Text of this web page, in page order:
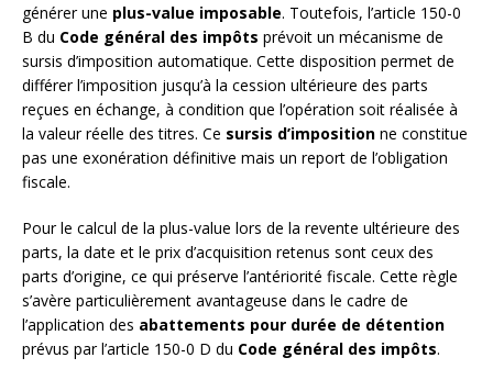
générer une plus-value imposable. Toutefois, l’article 150-0
B du Code général des impôts prévoit un mécanisme de
sursis d’imposition automatique. Cette disposition permet de
différer l’imposition jusqu’à la cession ultérieure des parts
reçues en échange, à condition que l’opération soit réalisée à
la valeur réelle des titres. Ce sursis d’imposition ne constitue
pas une exonération définitive mais un report de l’obligation
fiscale.
Pour le calcul de la plus-value lors de la revente ultérieure des
parts, la date et le prix d’acquisition retenus sont ceux des
parts d’origine, ce qui préserve l’antériorité fiscale. Cette règle
s’avère particulièrement avantageuse dans le cadre de
l’application des abattements pour durée de détention
prévus par l’article 150-0 D du Code général des impôts.